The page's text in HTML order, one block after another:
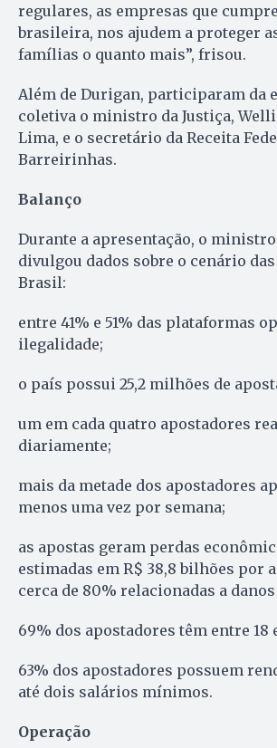
regulares, as empresas que
brasileira, nos ajudem a proteger
famílias o quanto mais”, frisou.
Além de Durigan, participaram da
coletiva o ministro da Justiça,
Lima, e o secretário da Receita
Barreirinhas.
Balanço
Durante a apresentação, o ministro
divulgou dados sobre o cenário
Brasil:
entre 41% e 51% das plataformas
ilegalidade;
o país possui 25,2 milhões de
um em cada quatro apostadores
diariamente;
mais da metade dos apostadores
menos uma vez por semana;
as apostas geram perdas
estimadas em R$ 38,8 bilhões por
cerca de 80% relacionadas a danos
69% dos apostadores têm entre 18
63% dos apostadores possuem
até dois salários mínimos.
Operação